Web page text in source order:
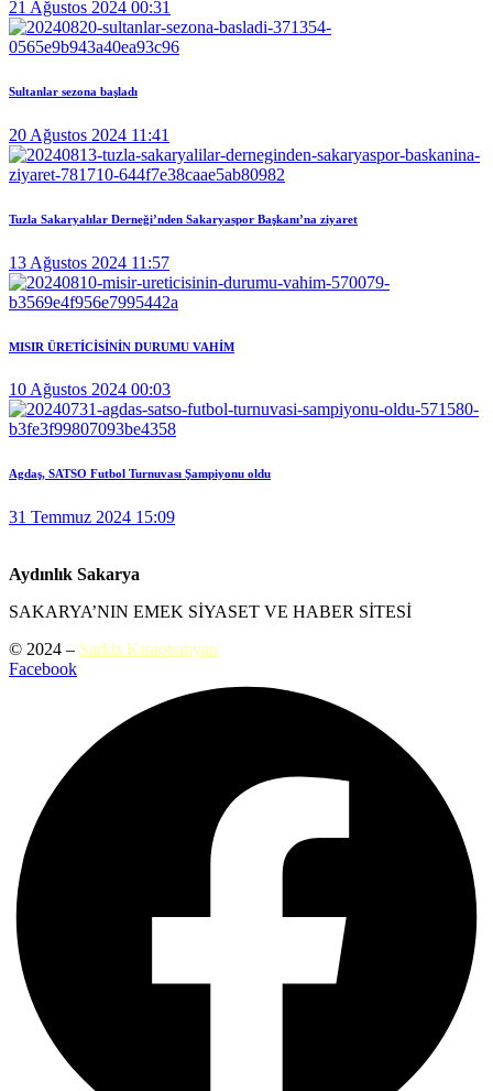
21 Ağustos 2024 00:31
Sultanlar sezona başladı
20 Ağustos 2024 11:41
Tuzla Sakaryalılar Derneği’nden Sakaryaspor Başkanı’na ziyaret
13 Ağustos 2024 11:57
MISIR ÜRETİCİSİNİN DURUMU VAHİM
10 Ağustos 2024 00:03
Agdaş, SATSO Futbol Turnuvası Şampiyonu oldu
31 Temmuz 2024 15:09
Aydınlık Sakarya
SAKARYA’NIN EMEK SİYASET VE HABER SİTESİ
© 2024 – Sarkis Kısaohanyan
Facebook